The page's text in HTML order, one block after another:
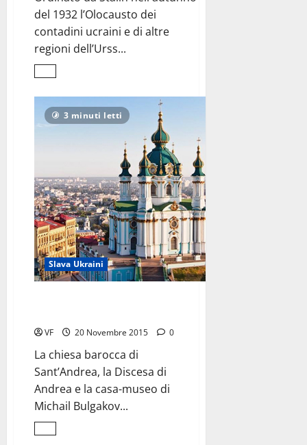
del 1932 l’Olocausto dei
contadini ucraini e di altre
regioni dell’Urss...
Leggi
più
su
Holodomor
1932-
3 minuti letti
Slava Ukraini
VF 20 Novembre 2015 0
La chiesa barocca di
Sant’Andrea, la Discesa di
Andrea e la casa-museo di
Michail Bulgakov...
Leggi